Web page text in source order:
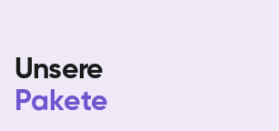
Unsere
Pakete